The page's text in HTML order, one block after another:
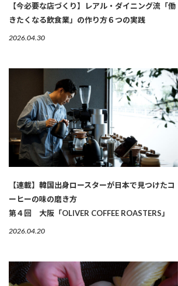
【今必要な店づくり】レアル・ダイニング流「働
きたくなる飲食業」の作り方６つの実践
2026.04.30
【連載】韓国出身ロースターが日本で見つけたコ
ーヒーの味の磨き方
第４回 大阪「OLIVER COFFEE ROASTERS」
2026.04.20